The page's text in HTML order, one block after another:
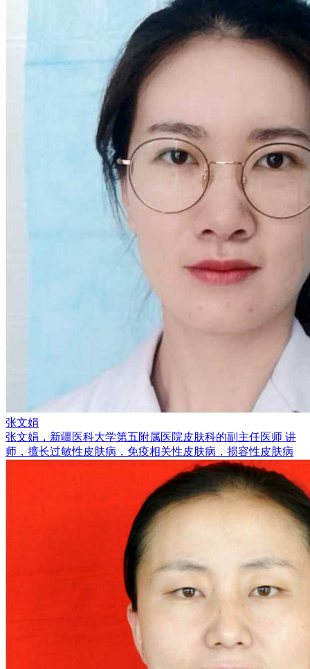
张文娟
张文娟，新疆医科大学第五附属医院皮肤科的副主任医师 讲
师，擅长过敏性皮肤病，免疫相关性皮肤病，损容性皮肤病